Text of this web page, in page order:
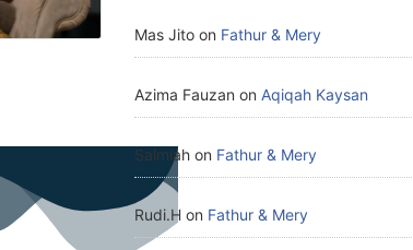
Mas Jito on Fathur & Mery
Azima Fauzan on Aqiqah Kaysan
Salmiah on Fathur & Mery
Rudi.H on Fathur & Mery